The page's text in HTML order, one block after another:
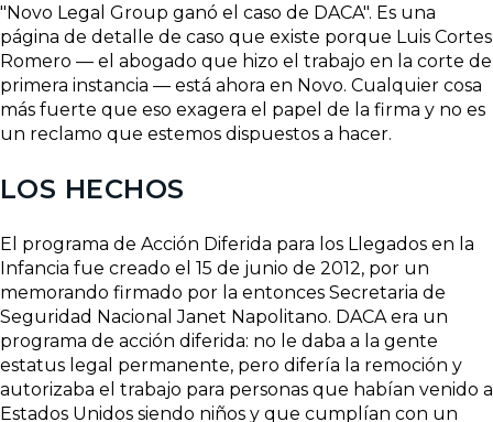
"Novo Legal Group ganó el caso de DACA". Es una
página de detalle de caso que existe porque Luis Cortes
Romero — el abogado que hizo el trabajo en la corte de
primera instancia — está ahora en Novo. Cualquier cosa
más fuerte que eso exagera el papel de la firma y no es
un reclamo que estemos dispuestos a hacer.
LOS HECHOS
El programa de Acción Diferida para los Llegados en la
Infancia fue creado el 15 de junio de 2012, por un
memorando firmado por la entonces Secretaria de
Seguridad Nacional Janet Napolitano. DACA era un
programa de acción diferida: no le daba a la gente
estatus legal permanente, pero difería la remoción y
autorizaba el trabajo para personas que habían venido a
Estados Unidos siendo niños y que cumplían con un